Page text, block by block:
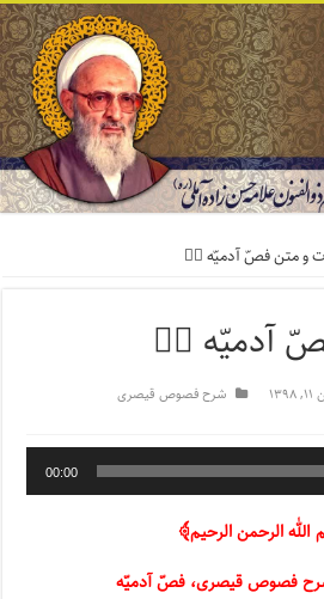
و متن فصّ آدمیّه ۴️⃣
۴️⃣
شرح فصوص قیصری
00:00
الرحمن الرحیم﴾
فصوص قیصری، فصّ آدمیّه